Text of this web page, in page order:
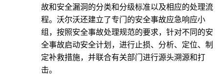
故和安全漏洞的分类和分级标准以及相应的处理流
程。沃尔沃还建立了专门的安全事故应急响应小
组，按照安全事故处理规范的要求，针对不同的安
全事故启动安全计划，进行止损、分析、定位、制
定补救措施，并联合有关部门进行源头溯源和打
击。